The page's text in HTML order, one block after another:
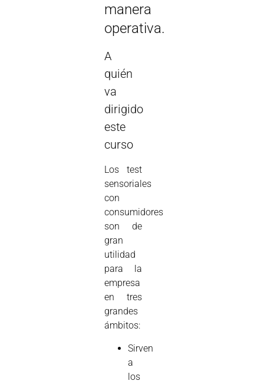
manera
operativa.
A
quién
va
dirigido
este
curso
Los test
sensoriales
con
consumidores
son de
gran
utilidad
para la
empresa
en tres
grandes
ámbitos:
Sirven
a
los